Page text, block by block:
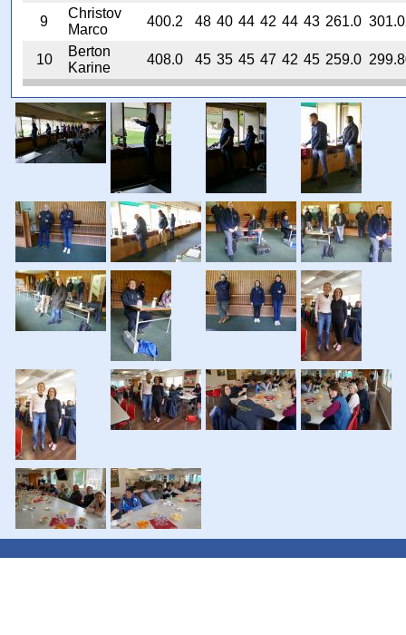
9
Christov
Marco
400.2 48 40 44 42 44 43 261.0
10
Berton
Karine
408.0 45 35 45 47 42 45 259.0